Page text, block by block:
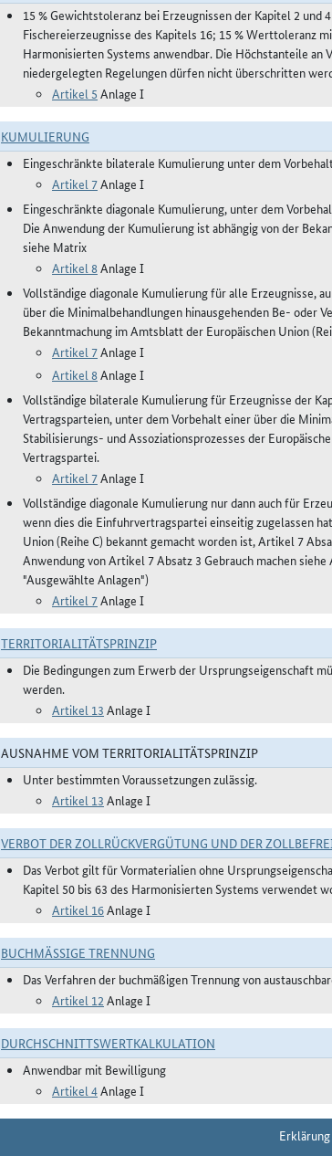
15 % Gewichtstoleranz bei Erzeugnissen der Kapitel 2
Fischereierzeugnisse des Kapitels 16; 15 % Werttoleranz
Harmonisierten Systems anwendbar. Die Höchstanteile
niedergelegten Regelungen dürfen nicht überschritten
Artikel 5 Anlage I
KUMULIERUNG
Eingeschränkte bilaterale Kumulierung unter dem
Artikel 7Anlage I
Eingeschränkte diagonale Kumulierung, unter dem
Die Anwendung der Kumulierung ist abhängig von der
siehe Matrix
Artikel 8Anlage I
Vollständige diagonale Kumulierung für alle Erzeugnisse,
über die Minimalbehandlungen hinausgehenden Be- oder
Bekanntmachung im Amtsblatt der Europäischen Union
Artikel 7Anlage I
Artikel 8Anlage I
Vollständige bilaterale Kumulierung für Erzeugnisse der
Vertragsparteien, unter dem Vorbehalt einer über die
Stabilisierungs- und Assoziationsprozesses der
Vertragspartei.
Artikel 7Anlage I
Vollständige diagonale Kumulierung nur dann auch für
wenn dies die Einfuhrvertragspartei einseitig zugelassen
Union (Reihe C) bekannt gemacht worden ist, Artikel 7
Anwendung von Artikel 7 Absatz 3 Gebrauch machen
"Ausgewählte Anlagen")
Artikel 7Anlage I
TERRITORIALITÄTSPRINZIP
Die Bedingungen zum Erwerb der Ursprungseigenschaft
werden.
Artikel 13 Anlage I
AUSNAHME VOM TERRITORIALITÄTSPRINZIP
Unter bestimmten Voraussetzungen zulässig.
Artikel 13 Anlage I
VERBOT DER ZOLLRÜCKVERGÜTUNG UND DER
Das Verbot gilt für Vormaterialien ohne
Kapitel 50 bis 63 des Harmonisierten Systems verwendet
Artikel 16Anlage I
BUCHMÄSSIGE TRENNUNG
Das Verfahren der buchmäßigen Trennung von
Artikel 12 Anlage I
DURCHSCHNITTSWERTKALKULATION
Anwendbar mit Bewilligung
Artikel 4Anlage I